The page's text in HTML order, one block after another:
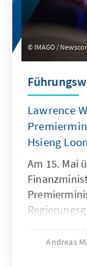
geht es
IMAGO /
Lawrence
Hsieng
Am 15. Mai
Geschichte
Andreas